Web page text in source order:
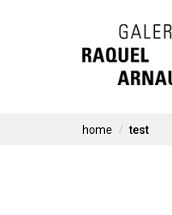
Skip
to
home test